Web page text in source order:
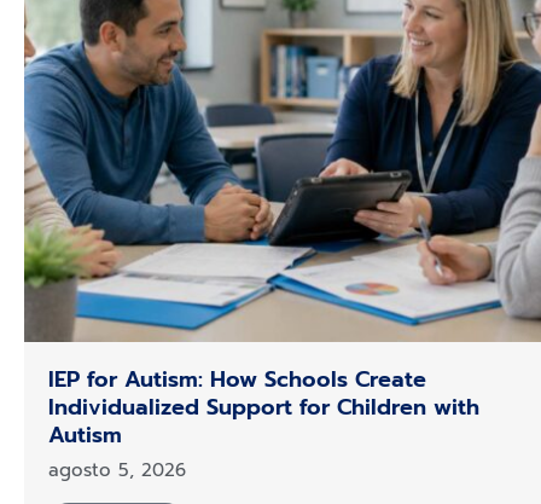
IEP for Autism: How Schools Create
Individualized Support for Children with
Autism
agosto 5, 2026